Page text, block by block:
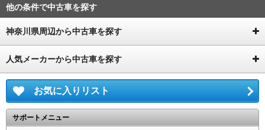
他の条件で中古車を探す
神奈川県周辺から中古車を探す
人気メーカーから中古車を探す
お気に入りリスト
サポートメニュー